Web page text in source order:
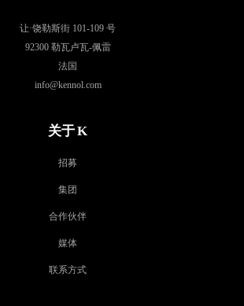
让·饶勒斯街 101-109 号
92300 勒瓦卢瓦-佩雷
法国
info@kennol.com
关于 K
招募
集团
合作伙伴
媒体
联系方式